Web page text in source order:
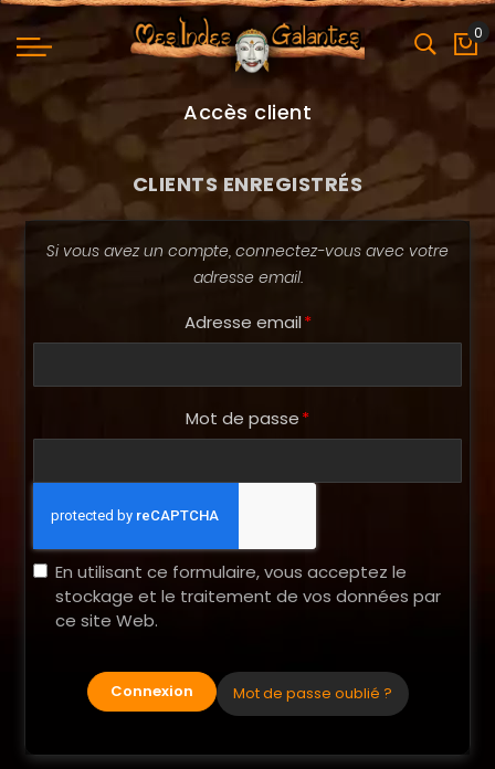
0
Accès client
CLIENTS ENREGISTRÉS
Si vous avez un compte, connectez-vous avec votre
adresse email.
Adresse email
Mot de passe
En utilisant ce formulaire, vous acceptez le
stockage et le traitement de vos données par
ce site Web.
Connexion Mot de passe oublié ?